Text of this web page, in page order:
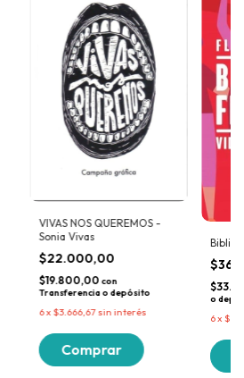
VIVAS NOS QUEREMOS -
Sonia Vivas
$22.000,00
$19.800,00 con
Transferencia o depósito
6x $3.666,67sin interés
o
6x